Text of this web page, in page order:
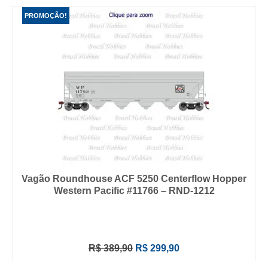
PROMOÇÃO!
Vagão Roundhouse ACF 5250 Centerflow Hopper
Western Pacific #11766 – RND-1212
R$389,90 O
R$ 299,90O